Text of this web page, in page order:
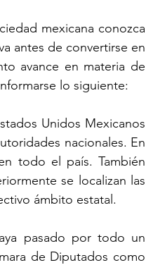
mexicana conozca
antes de convertirse en
avance en materia de
lo siguiente:
Unidos Mexicanos
nacionales. En
todo el país. También
se localizan las
ámbito estatal.
pasado por todo un
de Diputados como